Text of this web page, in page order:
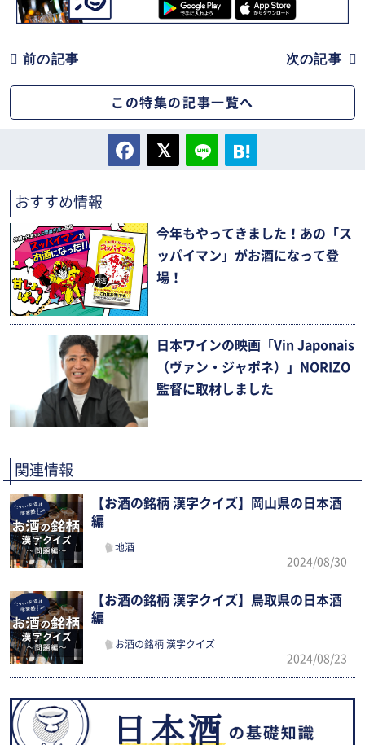
前の記事 次の記事
この特集の記事一覧へ
おすすめ情報
今年もやってきました！あの「ス
ッパイマン」がお酒になって登
場！
日本ワインの映画「Vin Japonais
（ヴァン・ジャポネ）」NORIZO
監督に取材しました
関連情報
【お酒の銘柄 漢字クイズ】岡山県の日本酒
編
地酒
2024/08/30
【お酒の銘柄 漢字クイズ】鳥取県の日本酒
編
お酒の銘柄 漢字クイズ
2024/08/23